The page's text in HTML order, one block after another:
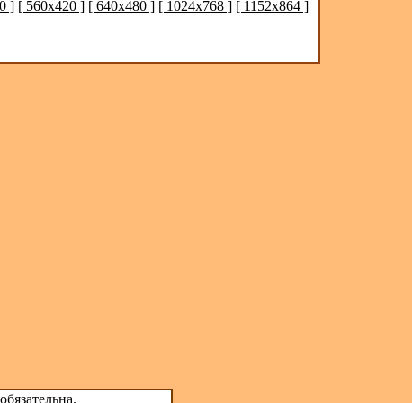
] [ 560x420 ] [ 640x480 ] [ 1024x768 ] [ 1152x864 ]